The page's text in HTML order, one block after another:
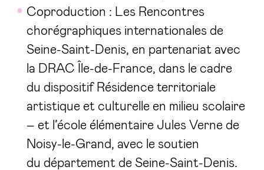
Coproduction : Les Rencontres
chorégraphiques internationales de
Seine-Saint-Denis, en partenariat avec
la DRAC Île-de-France, dans le cadre
du dispositif Résidence territoriale
artistique et culturelle en milieu scolaire
– et l’école élémentaire Jules Verne de
Noisy-le-Grand, avec le soutien
du département de Seine-Saint-Denis.